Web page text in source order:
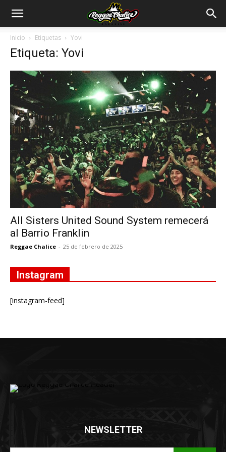
Inicio Etiquetas Yovi
Etiqueta: Yovi
All Sisters United Sound System remecerá
al Barrio Franklin
Reggae Chalice - 25 de febrero de 2025
Instagram
[instagram-feed]
NEWSLETTER